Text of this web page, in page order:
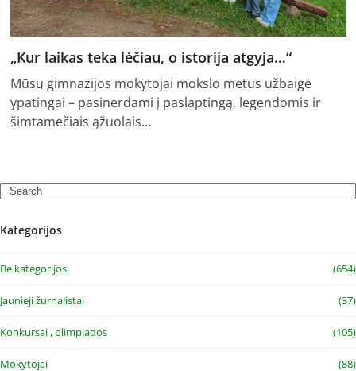
„Kur laikas teka lėčiau, o istorija atgyja…“
Mūsų gimnazijos mokytojai mokslo metus užbaigė
ypatingai – pasinerdami į paslaptingą, legendomis ir
šimtamečiais ąžuolais…
Search
Kategorijos
Be kategorijos (654)
Jaunieji žurnalistai (37)
Konkursai , olimpiados (105)
Mokytojai (88)